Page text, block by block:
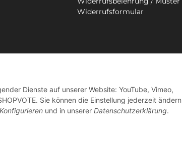
Dienste auf unserer Website: YouTube, Vimeo,
Sie können die Einstellung jederzeit ändern
Konfigurieren und in unserer Datenschutzerklärung.
Widerrufsformular